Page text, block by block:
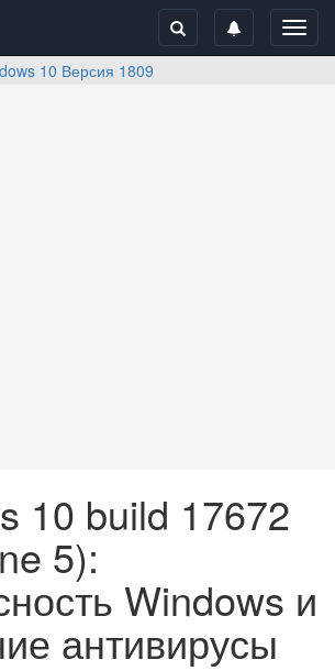
10 Версия 1809
10 build 17672
5):
Windows и
антивирусы